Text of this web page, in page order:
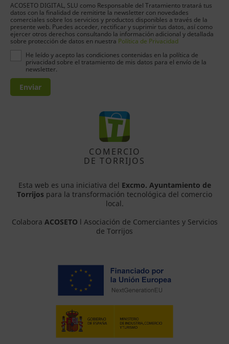
ACOSETO DIGITAL, SLU como Responsable del Tratamiento tratará tus
datos con la finalidad de remitirte la newsletter con novedades
comerciales sobre los servicios y productos disponibles a través de la
presente web. Puedes acceder, rectificar y suprimir tus datos, así como
ejercer otros derechos consultando la información adicional y detallada
sobre protección de datos en nuestra Política de Privacidad
He leído y acepto las condiciones contenidas en la política de
privacidad sobre el tratamiento de mis datos para el envío de la
newsletter.
Enviar
COMERCIO
DE TORRIJOS
Esta web es una iniciativa del Excmo. Ayuntamiento de
Torrijos para la transformación tecnológica del comercio
local.
Colabora ACOSETO l Asociación de Comerciantes y Servicios
de Torrijos